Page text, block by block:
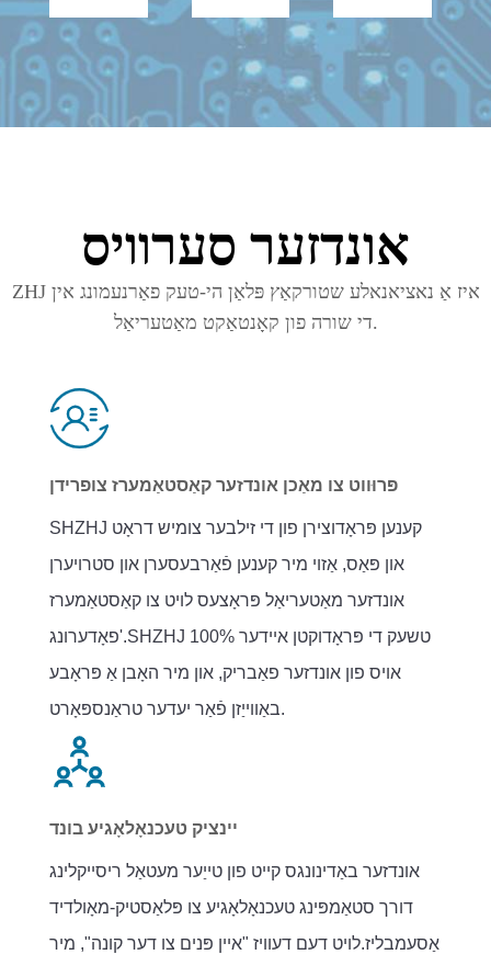
אונדזער סערוויס
ZHJ איז אַ נאציאנאלע שטורקאַץ פּלאַן הי-טעק פאַרנעמונג אין
די שורה פון קאָנטאַקט מאַטעריאַל.
פּרוּווט צו מאַכן אונדזער קאַסטאַמערז צופרידן
SHZHJ קענען פּראָדוצירן פון די זילבער צומיש דראָט
און פּאַס, אַזוי מיר קענען פֿאַרבעסערן און סטרויערן
אונדזער מאַטעריאַל פּראָצעס לויט צו קאַסטאַמערז
'פאָדערונג.SHZHJ 100% טשעק די פּראָדוקטן איידער
אויס פון אונדזער פאַבריק, און מיר האָבן אַ פּראָבע
באַווייַזן פֿאַר יעדער טראַנספּאָרט.
יינציק טעכנאָלאָגיע בונד
אונדזער באַדינונגס קייט פון טייַער מעטאַל ריסייקלינג
דורך סטאַמפּינג טעכנאָלאָגיע צו פּלאַסטיק-מאָולדיד
אַסעמבליז.לויט דעם דעוויז "איין פּנים צו דער קונה", מיר